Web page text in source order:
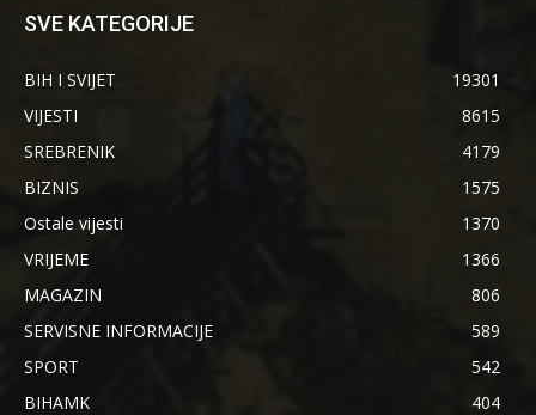
SVE KATEGORIJE
BIH I SVIJET
19301
VIJESTI
8615
SREBRENIK
4179
BIZNIS
1575
Ostale vijesti
1370
VRIJEME
1366
MAGAZIN
806
SERVISNE INFORMACIJE
589
SPORT
542
BIHAMK
404